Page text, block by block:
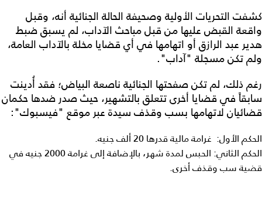
كشفت التحريات الأولية وصحيفة الحالة الجنائية أنه، وقبل
واقعة القبض عليها من قبل مباحث الآداب، لم يسبق ضبط
هدير عبد الرازق أو اتهامها في أي قضايا مخلة بالآداب العامة،
ولم تكن مسجلة "آداب".
رغم ذلك، لم تكن صفحتها الجنائية ناصعة البياض؛ فقد أُدينت
سابقاً في قضايا أخرى تتعلق بالتشهير، حيث صدر ضدها حكمان
قضائيان لاتهامها بسب وقذف سيدة عبر موقع "فيسبوك":
الحكم الأول: غرامة مالية قدرها 20 ألف جنيه.
الحكم الثاني: الحبس لمدة شهر، بالإضافة إلى غرامة 2000 جنيه في
قضية سب وقذف أخرى.